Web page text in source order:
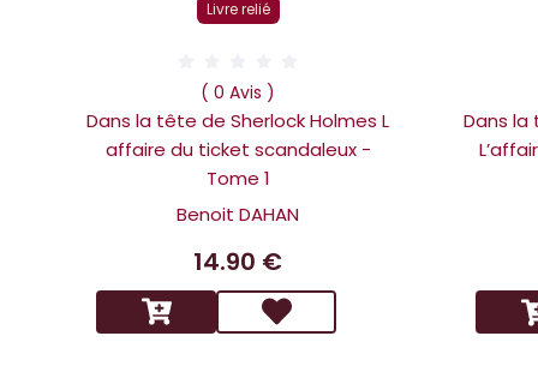
Livre relié
( 0 Avis )
Dans la tête de Sherlock Holmes L
affaire du ticket scandaleux -
Tome 1
Benoit DAHAN
14.90 €
Dans la